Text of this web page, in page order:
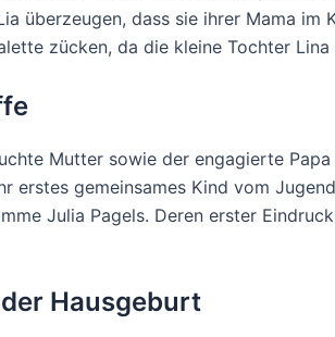
überzeugen, dass sie ihrer Mama im
zücken, da die kleine Tochter
Mutter sowie der engagierte
erstes gemeinsames Kind vom
Julia Pagels. Deren erster
Hausgeburt